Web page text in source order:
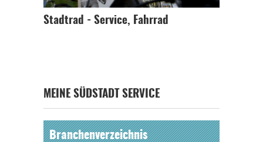
Stadtrad - Service, Fahrrad
MEINE SÜDSTADT SERVICE
Branchenverzeichnis